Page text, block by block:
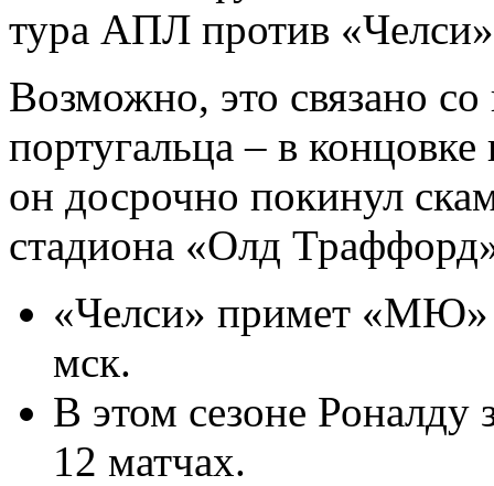
тура АПЛ против
Возможно, это связано
португальца – в
он досрочно покинул
стадиона «Олд
«Челси» примет «МЮ»
мск.
В этом сезоне Роналду
12 матчах.